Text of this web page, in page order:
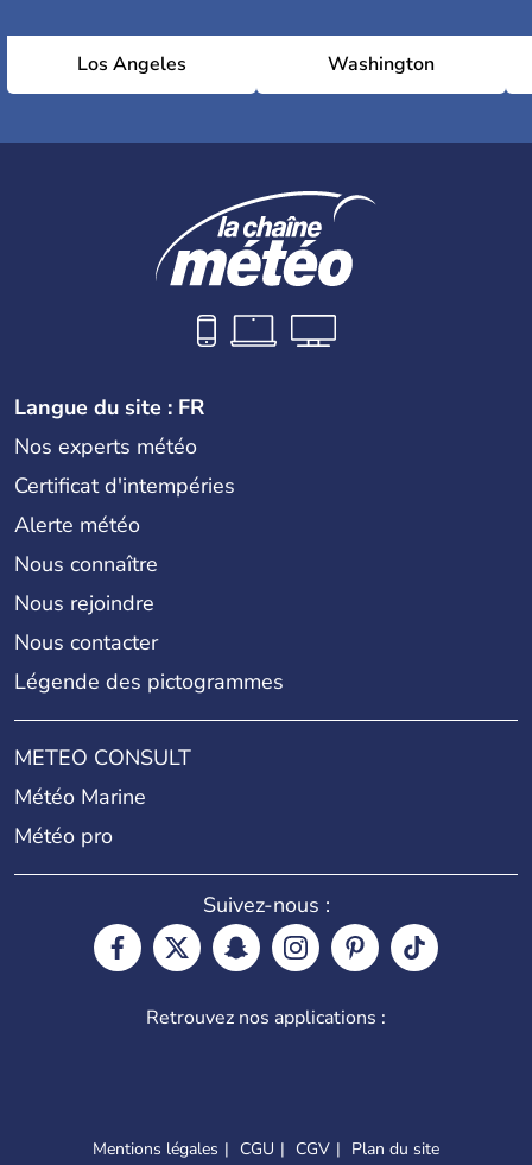
Los Angeles Washington
Langue du site : FR
Nos experts météo
Certificat d'intempéries
Alerte météo
Nous connaître
Nous rejoindre
Nous contacter
Légende des pictogrammes
METEO CONSULT
Météo Marine
Météo pro
Suivez-nous :
Retrouvez nos applications :
Mentions légales CGU CGV Plan du site